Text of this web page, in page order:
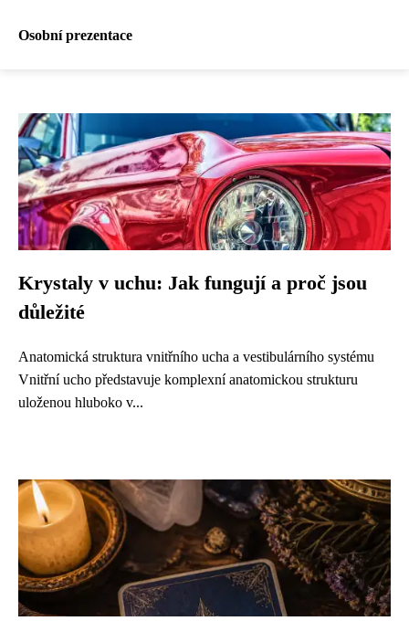
Osobní prezentace
Krystaly v uchu: Jak fungují a proč jsou
důležité
Anatomická struktura vnitřního ucha a vestibulárního systému
Vnitřní ucho představuje komplexní anatomickou strukturu
uloženou hluboko v...